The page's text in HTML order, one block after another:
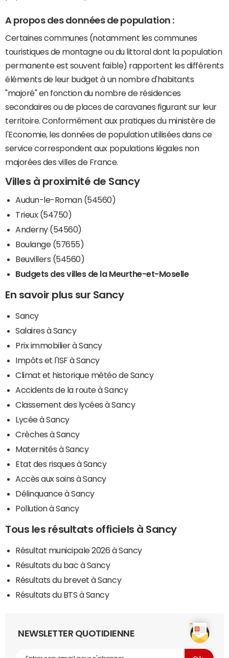
A propos des données de population :
Certaines communes (notamment les communes
touristiques de montagne ou du littoral dont la population
permanente est souvent faible) rapportent les différents
éléments de leur budget à un nombre d'habitants
"majoré" en fonction du nombre de résidences
secondaires ou de places de caravanes figurant sur leur
territoire. Conformément aux pratiques du ministère de
l'Economie, les données de population utilisées dans ce
service correspondent aux populations légales non
majorées des villes de France.
Villes à proximité de Sancy
Audun-le-Roman (54560)
Trieux (54750)
Anderny (54560)
Boulange (57655)
Beuvillers (54560)
Budgets des villes de la Meurthe-et-Moselle
En savoir plus sur Sancy
Sancy
Salaires à Sancy
Prix immobilier à Sancy
Impôts et l'ISF à Sancy
Climat et historique météo de Sancy
Accidents de la route à Sancy
Classement des lycées à Sancy
Lycée à Sancy
Crèches à Sancy
Maternités à Sancy
Etat des risques à Sancy
Accès aux soins à Sancy
Délinquance à Sancy
Pollution à Sancy
Tous les résultats officiels à Sancy
Résultat municipale 2026 à Sancy
Résultats du bac à Sancy
Résultats du brevet à Sancy
Résultats du BTS à Sancy
NEWSLETTER QUOTIDIENNE